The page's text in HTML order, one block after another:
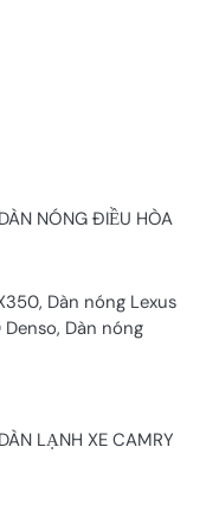
DÀN NÓNG ĐIỀU HÒA
Dàn nóng Lexus
Dàn nóng
DÀN LẠNH XE CAMRY